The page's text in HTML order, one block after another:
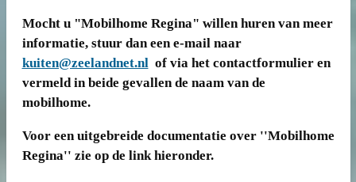
Mocht u "Mobilhome Regina" willen huren van meer
informatie, stuur dan een e-mail naar
kuiten@zeelandnet.nl of via het contactformulier en
vermeld in beide gevallen de naam van de
mobilhome.
Voor een uitgebreide documentatie over ''Mobilhome
Regina'' zie op de link hieronder.